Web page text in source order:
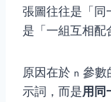
張圖往往是「同
是「一組互相配
原因在於 n 參數
示詞，而是用同